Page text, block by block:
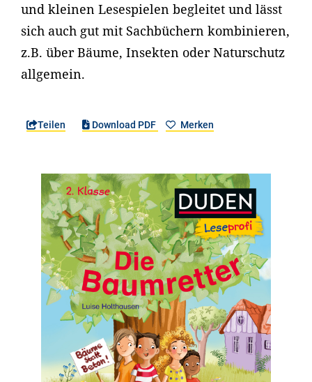
und kleinen Lesespielen begleitet und lässt
sich auch gut mit Sachbüchern kombinieren,
z.B. über Bäume, Insekten oder Naturschutz
allgemein.
Teilen Download PDF Merken